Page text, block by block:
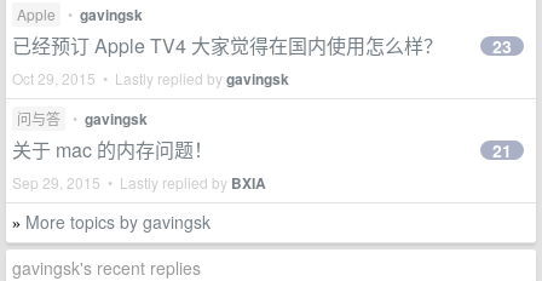
Apple • gavingsk
已经预订 Apple TV4 大家觉得在国内使用怎么样？
Oct 29, 2015 • Lastly replied bygavingsk
23
问与答 • gavingsk
关于 mac 的内存问题！
Sep 29, 2015 • Lastly replied by BXIA
21
» More topics by gavingsk
gavingsk's recent replies